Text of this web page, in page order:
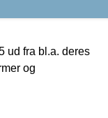
ud fra bl.a. deres
og